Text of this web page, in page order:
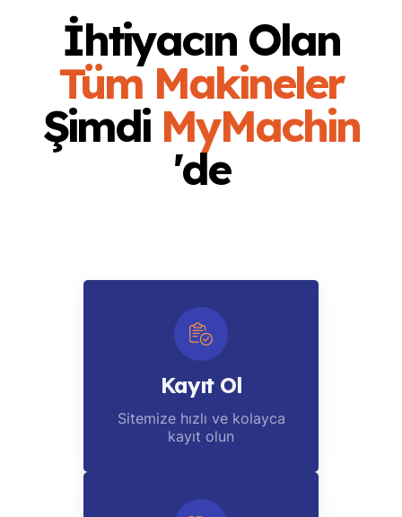
İhtiyacın Olan
Tüm Makineler
Şimdi MyMachin
'de
Kayıt Ol
Sitemize hızlı ve kolayca
kayıt olun